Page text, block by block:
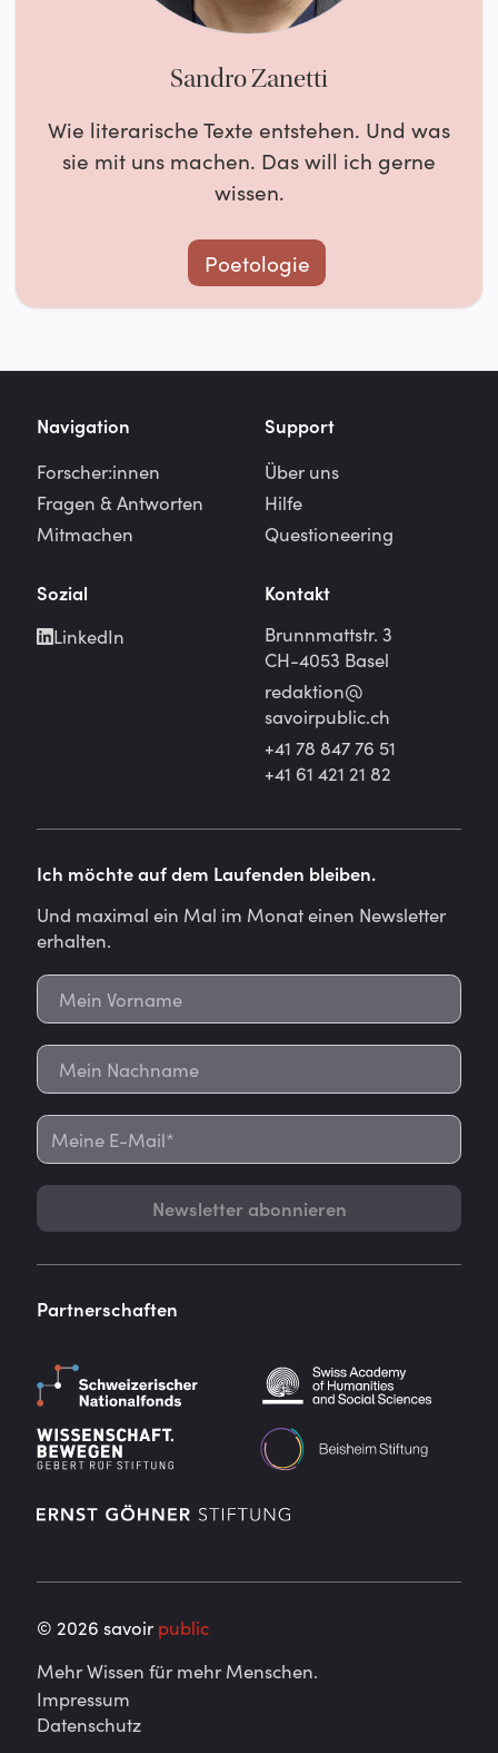
Sandro Zanetti
Wie literarische Texte entstehen. Und was
sie mit uns machen. Das will ich gerne
wissen.
Poetologie
Navigation
Forscher:innen
Fragen & Antworten
Mitmachen
Support
Über uns
Hilfe
Questioneering
Sozial
LinkedIn
Kontakt
Brunnmattstr. 3
CH-4053 Basel
redaktion@
savoirpublic.ch
+41 78 847 76 51
+41 61 421 21 82
Ich möchte auf dem Laufenden bleiben.
Und maximal ein Mal im Monat einen Newsletter
erhalten.
Newsletter abonnieren
Partnerschaften
©2026 savoirpublic
Mehr Wissen für mehr Menschen.
Impressum
Datenschutz